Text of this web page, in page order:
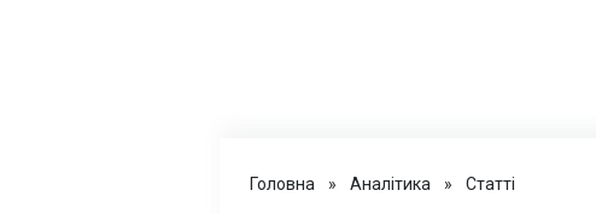
Головна » Аналітика » Статті